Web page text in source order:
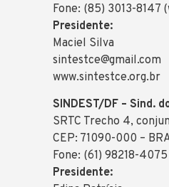
Fone: (85) 3013-8147
Presidente:
Maciel Silva
sintestce@gmail.com
www.sintestce.org.br
SINDEST/DF – Sind.
SRTC Trecho 4,
CEP: 71090-000 –
Fone: (61) 98218-4075
Presidente: